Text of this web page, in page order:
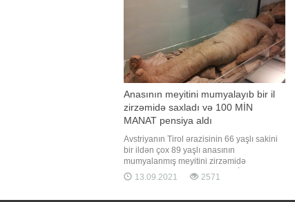
Anasının meyitini mumyalayıb bir il
zirzəmidə saxladı və 100 MİN
MANAT pensiya aldı
Avstriyanın Tirol ərazisinin 66 yaşlı sakini
bir ildən çox 89 yaşlı anasının
mumyalanmış meyitini zirzəmidə
saxlayaraq, pensiyasını alıb. BİG.AZ xəbər
verir ki, bu barədə "BBC News" yazır.
13.09.2021 2571